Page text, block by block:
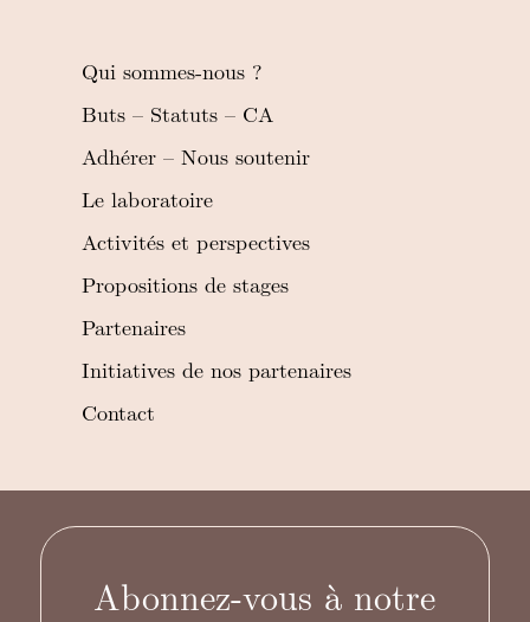
Qui sommes-nous ?
Buts – Statuts – CA
Adhérer – Nous soutenir
Le laboratoire
Activités et perspectives
Propositions de stages
Partenaires
Initiatives de nos partenaires
Contact
Abonnez-vous à notre